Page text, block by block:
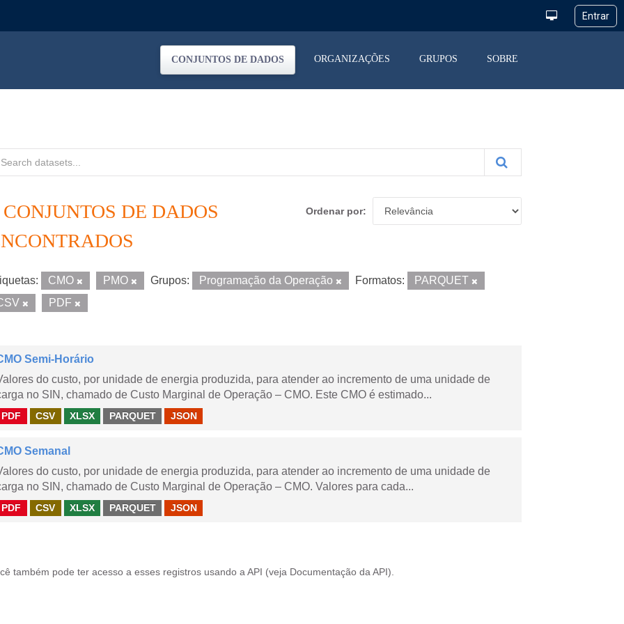
CONJUNTOS DE DADOS ORGANIZAÇÕES GRUPOS SOBRE
Ordenar por
CONJUNTOS DE DADOS
CMO PMO Grupos: Programação da Operação Formatos:
PARQUET
PDF
Semi-Horário
do custo, por unidade de energia produzida, para atender ao incremento de uma unidade de
no SIN, chamado de Custo Marginal de Operação – CMO. Este CMO é estimado...
PDF CSV XLSX PARQUET JSON
Semanal
do custo, por unidade de energia produzida, para atender ao incremento de uma unidade de
no SIN, chamado de Custo Marginal de Operação – CMO. Valores para cada...
PDF CSV XLSX PARQUET JSON
também pode ter acesso a esses registros usando a API (veja Documentação da API ).